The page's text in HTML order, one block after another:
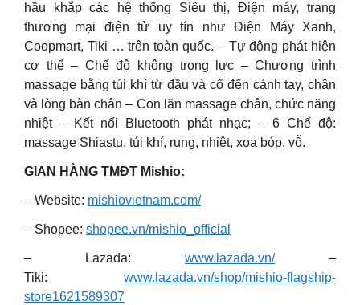
hầu khắp các hệ thống Siêu thị, Điện máy, trang
thương mại điện tử uy tín như Điện Máy Xanh,
Coopmart, Tiki … trên toàn quốc. – Tự động phát hiện
cơ thể – Chế độ không trọng lực – Chương trình
massage bằng túi khí từ đầu và cổ đến cánh tay, chân
và lòng bàn chân – Con lăn massage chân, chức năng
nhiệt – Kết nối Bluetooth phát nhạc; – 6 Chế độ:
massage Shiastu, túi khí, rung, nhiệt, xoa bóp, vỗ.
GIAN HÀNG TMĐT Mishio:
– Website: mishiovietnam.com/
– Shopee: shopee.vn/mishio_official
– Lazada: www.lazada.vn/–
Tiki: www.lazada.vn/shop/mishio-flagship-
store1621589307